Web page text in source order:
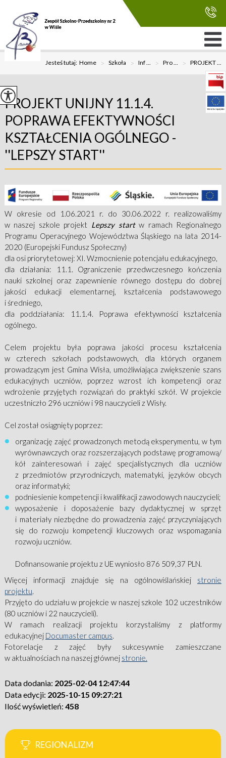
Jesteś tutaj:Home > Szkoła > Inf ... > Pro ... > PROJEKT ...
PROJEKT UNIJNY 11.1.4.
POPRAWA EFEKTYWNOŚCI
KSZTAŁCENIA OGÓLNEGO -
''LEPSZY START''
W okresie od 1.06.2021 r. do 30.06.2022 r. realizowaliśmy
w naszej szkole projekt Lepszy startw ramach Regionalnego
Programu Operacyjnego Województwa Śląskiego na lata 2014-
2020 (Europejski Fundusz Społeczny)
dla osi priorytetowej: XI. Wzmocnienie potencjału edukacyjnego,
dla działania: 11.1. Ograniczenie przedwczesnego kończenia
nauki szkolnej oraz zapewnienie równego dostępu do dobrej
jakości edukacji elementarnej, kształcenia podstawowego
i średniego,
dla poddziałania: 11.1.4. Poprawa efektywności kształcenia
ogólnego.
Celem projektu była poprawa jakości procesu kształcenia
w czterech szkołach podstawowych, dla których organem
prowadzącym jest Gmina Wisła, umożliwiająca zwiększenie szans
edukacyjnych uczniów, poprzez wzrost ich kompetencji oraz
wdrożenie przyjętych rozwiązań do praktyki szkół. W projekcie
uczestniczło 296 uczniów i 98 nauczycieli z Wisły.
Cel został osiągnięty poprzez:
organizację zajęć prowadzonych metodą eksperymentu, w tym
wyrównawczych oraz rozszerzających podstawę programową/
kół zainteresowań i zajęć specjalistycznych dla uczniów
z przedmiotów przyrodniczych, matematyki, języków obcych
oraz informatyki;
podniesienie kompetencji i kwalifikacji zawodowych nauczycieli;
wyposażenie i doposażenie bazy dydaktycznej w sprzęt
i materiały niezbędne do prowadzenia zajęć przyczyniających
się do rozwoju kompetencji kluczowych oraz wspomagania
rozwoju uczniów.
Dofinansowanie projektu z UE wyniosło 876 509,37 PLN.
Więcej informacji znajduje się na ogólnowiślańskiej stronie
projektu.
Przyjęto do udziału w projekcie w naszej szkole 102 uczestników
(80 uczniów i 22 nauczycieli).
W ramach realizacji projektu korzystaliśmy z platformy
edukacyjnej Documaster campus.
Fotorelacje z zajęć były sukcesywnie zamieszczane
w aktualnościach na naszej głównej stronie.
Data dodania: 2025-02-04 12:47:44
Data edycji: 2025-10-15 09:27:21
Ilość wyświetleń: 458
REGIONALIZM